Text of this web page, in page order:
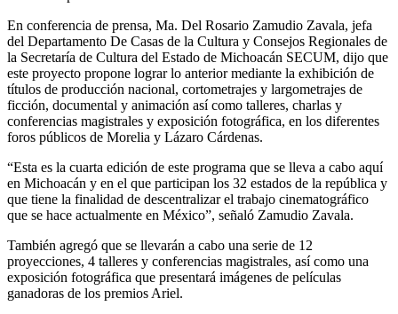
En conferencia de prensa, Ma. Del Rosario Zamudio Zavala, jefa
del Departamento De Casas de la Cultura y Consejos Regionales de
la Secretaría de Cultura del Estado de Michoacán SECUM, dijo que
este proyecto propone lograr lo anterior mediante la exhibición de
títulos de producción nacional, cortometrajes y largometrajes de
ficción, documental y animación así como talleres, charlas y
conferencias magistrales y exposición fotográfica, en los diferentes
foros públicos de Morelia y Lázaro Cárdenas.
“Esta es la cuarta edición de este programa que se lleva a cabo aquí
en Michoacán y en el que participan los 32 estados de la república y
que tiene la finalidad de descentralizar el trabajo cinematográfico
que se hace actualmente en México”, señaló Zamudio Zavala.
También agregó que se llevarán a cabo una serie de 12
proyecciones, 4 talleres y conferencias magistrales, así como una
exposición fotográfica que presentará imágenes de películas
ganadoras de los premios Ariel.